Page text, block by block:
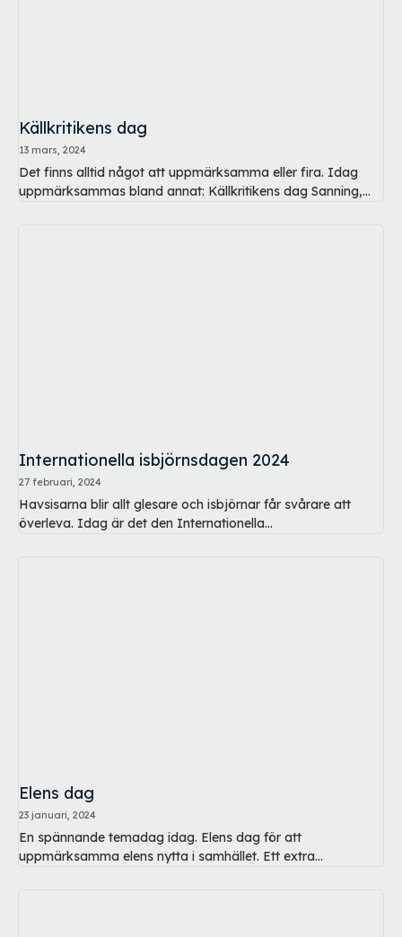
Källkritikens dag
13 mars, 2024
Det finns alltid något att uppmärksamma eller fira. Idag
uppmärksammas bland annat: Källkritikens dag Sanning,...
Internationella isbjörnsdagen 2024
27 februari, 2024
Havsisarna blir allt glesare och isbjörnar får svårare att
överleva. Idag är det den Internationella...
Elens dag
23 januari, 2024
En spännande temadag idag. Elens dag för att
uppmärksamma elens nytta i samhället. Ett extra...